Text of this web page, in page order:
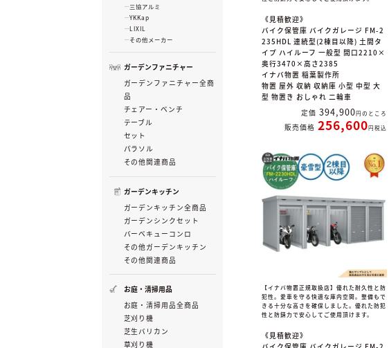
《見積歓迎》
バイク保管庫 バイクガレージ FM-2
235HDL 連続型(2棟目以降) 土間タ
イプ ハイルーフ 一般型 間口2210×
奥行3470×高さ2385
イナバ物置 稲葉製作所
物置 屋外 収納 収納庫 小型 中型 大
型 物置き おしゃれ 二輪車
定価 394,900 のところ
販売価格 256,600 税込
【イナバ物置正規取扱店】優れた耐久性と防
犯性。愛車を守る快適な庫内空間。整備もで
きる十分な高さを確保しました。優れた防犯
性と防錆力で安心してご使用頂けます。
《見積歓迎》
三協アルミ
YKKap
LIXIL
その他メーカー
ガーデンファニチャー
ガーデンファニチャー全商
品
チェアー・ベンチ
テーブル
セット
パラソル
その他関連商品
ガーデンキッチン
ガーデンキッチン全商品
ガーデンシンクセット
バーベキューコンロ
その他ガーデンキッチン
その他関連商品
お庭・清掃用品
お庭・清掃用品全商品
芝刈り機
芝生バリカン
草刈り機